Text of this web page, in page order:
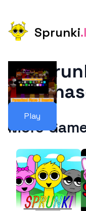
Sprunki
Play
More